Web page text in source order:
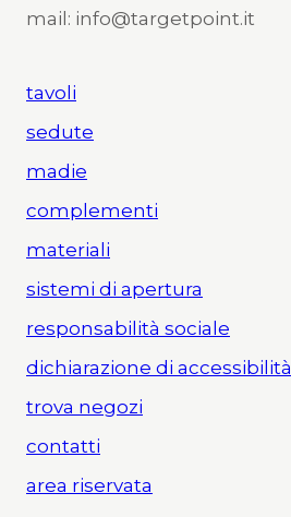
mail: info@targetpoint.it
tavoli
sedute
madie
complementi
materiali
sistemi di apertura
responsabilità sociale
dichiarazione di accessibilità
trova negozi
contatti
area riservata